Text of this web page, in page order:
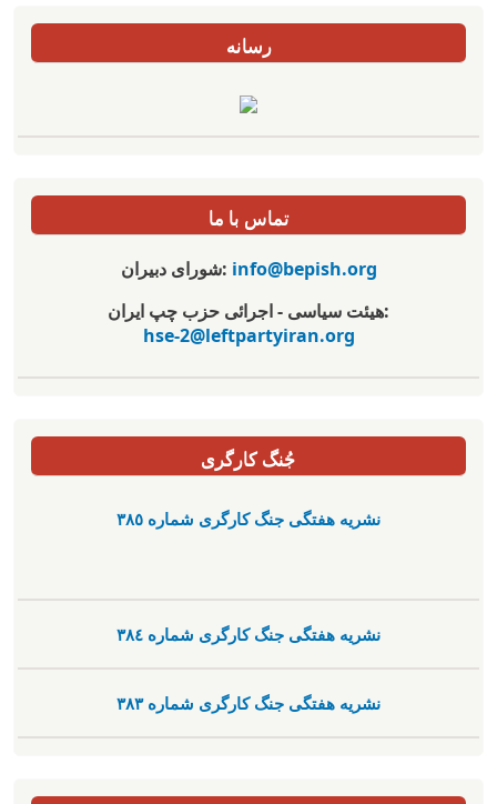
رسانه
تماس با ما
شورای دبیران: info@bepish.org
هیئت سیاسی - اجرائی حزب چپ ایران:
hse-2@leftpartyiran.org
جُنگ کارگری
نشریە هفتگی جنگ کارگری شمارە ٣٨٥
نشریە هفتگی جنگ کارگری شمارە ٣٨٤
نشریە هفتگی جنگ کارگری شمارە ٣٨٣